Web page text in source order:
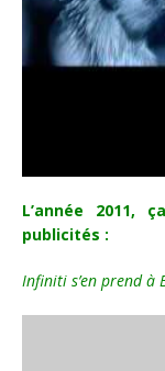
L’année 2011,
publicités :
Infiniti s’en prend à